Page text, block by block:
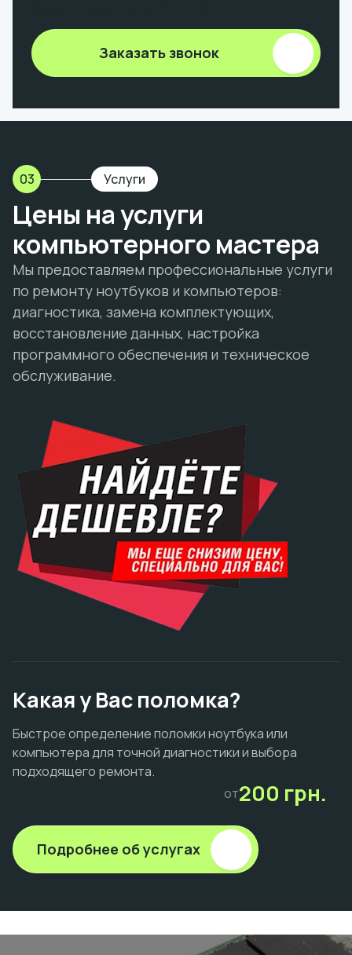
Заказать звонок
03 Услуги
Цены на услуги
компьютерного мастера
Мы предоставляем профессиональные услуги
по ремонту ноутбуков и компьютеров:
диагностика, замена комплектующих,
восстановление данных, настройка
программного обеспечения и техническое
обслуживание.
Какая у Вас поломка?
Быстрое определение поломки ноутбука или
компьютера для точной диагностики и выбора
подходящего ремонта.
от200 грн.
Подробнее об услугах